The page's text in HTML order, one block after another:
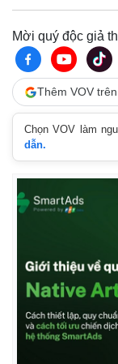
Thế giới
Quan sát
Cuộc sống đó đây
Hồ sơ
Mời quý độc giả
Thêm VOV
Chọn VOV làm
dẫn.